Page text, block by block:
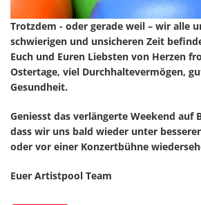
Trotzdem - oder gerade weil – wir alle
schwierigen und unsicheren Zeit
Euch und Euren Liebsten von Herzen
Ostertage, viel Durchhaltevermögen,
Gesundheit.
Geniesst das verlängerte Weekend auf
dass wir uns bald wieder unter
oder vor einer Konzertbühne
Euer Artistpool Team